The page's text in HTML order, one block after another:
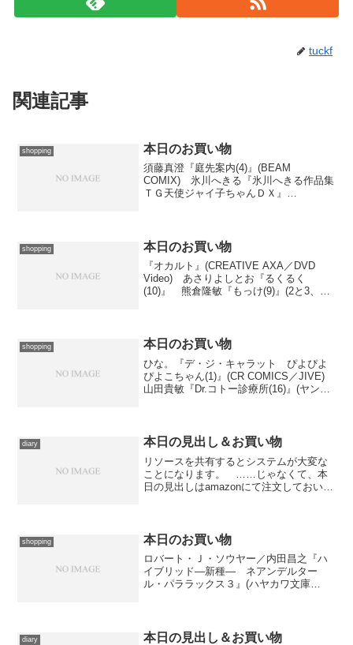
tuckf
関連記事
shopping 本日のお買い物
須藤真澄『庭先案内(4)』(BEAM
COMIX) 氷川へきる『氷川へきる作品集
ＴＧ天使ジャイ子ちゃんＤＸ』
重ね...
shopping 本日のお買い物
『オカルト』(CREATIVE AXA／DVD
Video) あさりよしとお『るくるく
(10)』 熊倉隆敏『もっけ(9)』(2と3、ア
shopping 本日のお買い物
ひな。『デ・ジ・キャラット ぴよぴよ
ぴよこちゃん(1)』(CR COMICS／JIVE)
山田貴敏『Dr.コトー診療所(16)』(ヤング
diary 本日の見出し＆お買い物
リソースを共有するとシステムが大変な
ことになります。 ……じゃなくて、本
日の見出しはamazonにて注文しておい
実に彼女らしいラヴ・...
shopping 本日のお買い物
ロバート・Ｊ・ソウヤー／内田昌之『ハ
イブリッド―新種― ネアンデルター
ル・パララックス３』(ハヤカワ文庫
子 なみだ特捜班に...
diary 本日の見出し＆お買い物